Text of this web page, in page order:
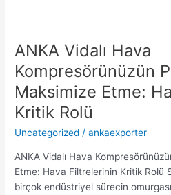
ANKA Vidalı Hava
Kompresörünüzün
Maksimize Etme:
Kritik Rolü
Uncategorized /ankaexporter
ANKA Vidalı Hava
Etme: Hava Filtrelerinin Kritik Rolü
birçok endüstriyel sürecin